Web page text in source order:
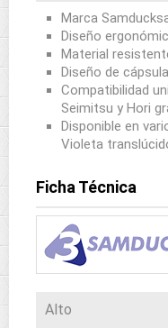
Marca
Diseño
Material
Diseño de
Compatibilidad
Seimitsu y Hori
Disponible en
Violeta
Ficha Técnica
Alto